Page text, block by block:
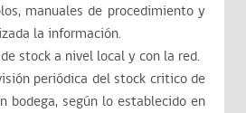
manuales de procedimiento y
la información.
stock a nivel local y con la red.
periódica del stock critico de
bodega, según lo establecido en